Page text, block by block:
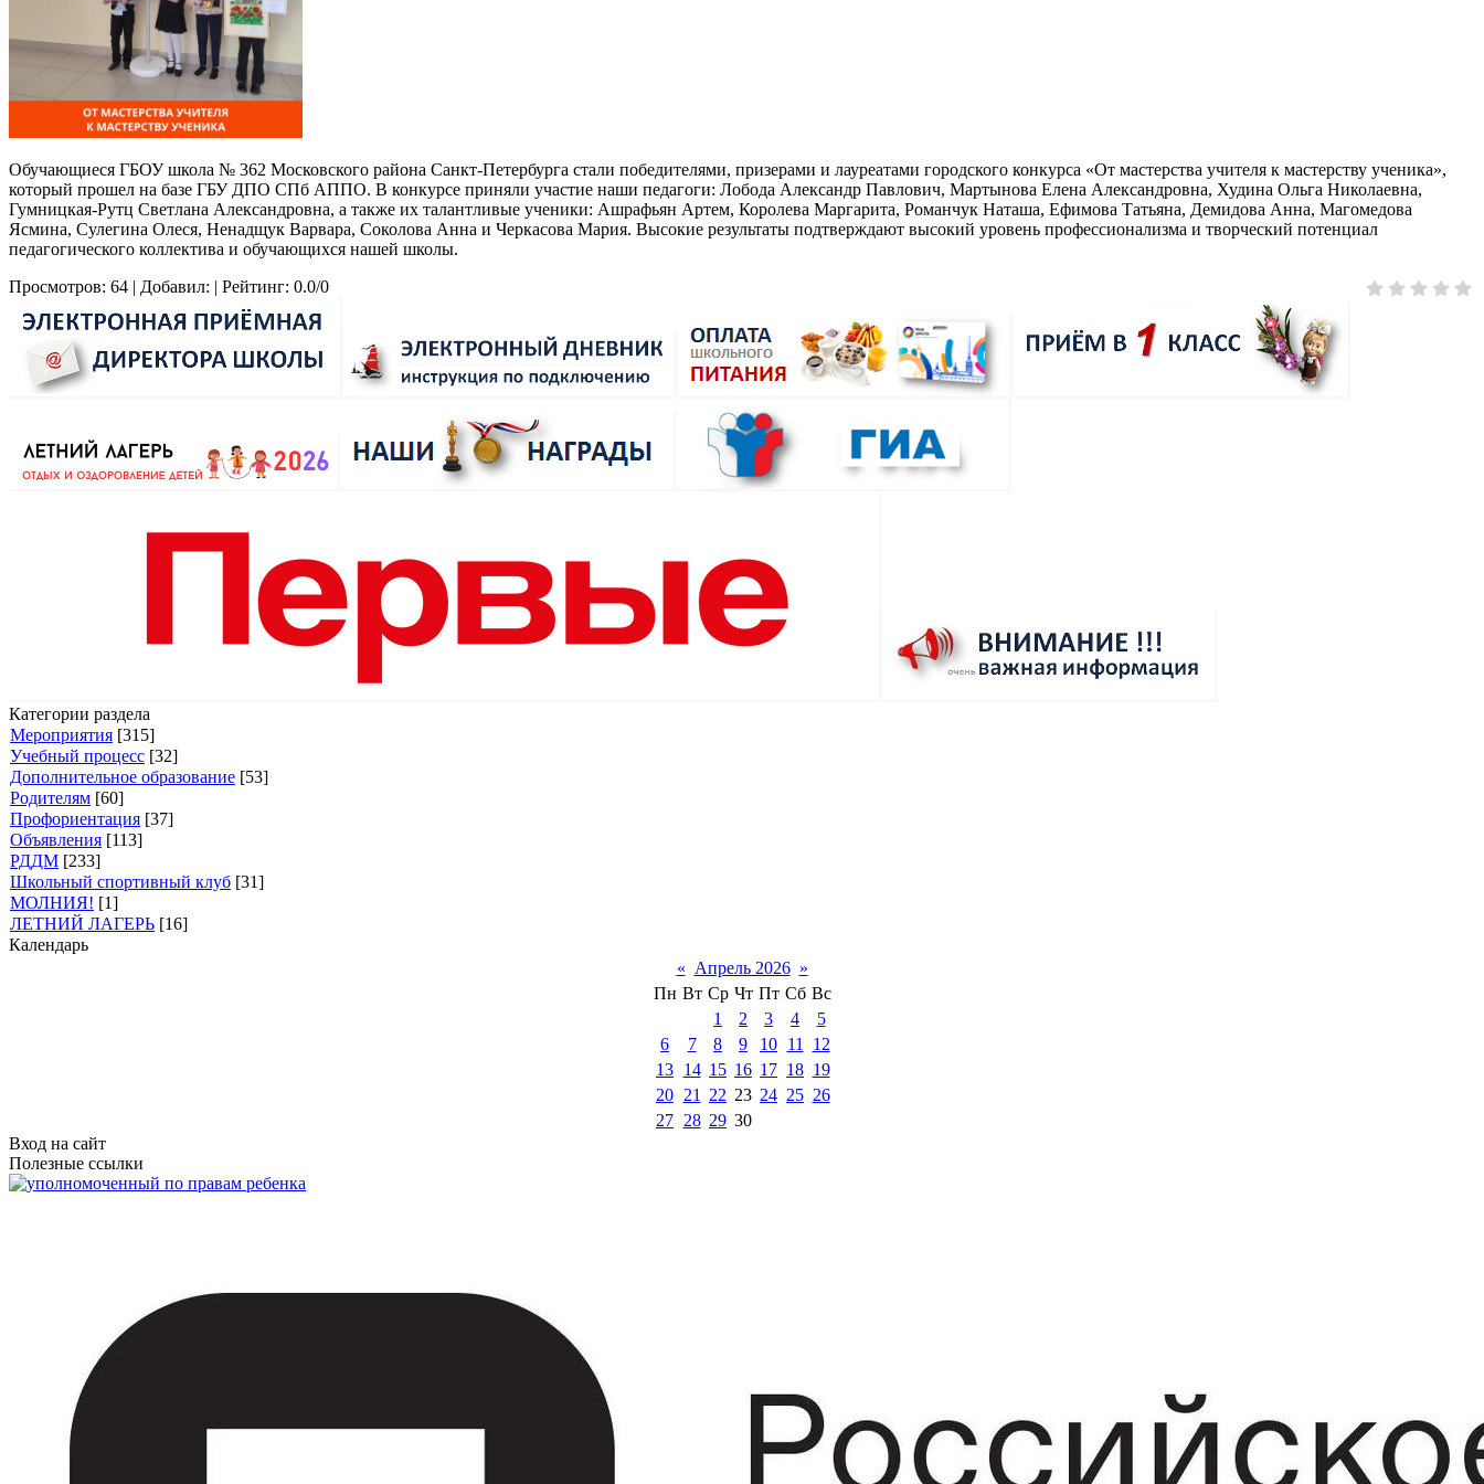
Обучающиеся ГБОУ школа № 362 Московского района Санкт-Петербурга стали победителями, призерами и лауреатами городского конкурса «От мастерства учителя к мастерству ученика»,
который прошел на базе ГБУ ДПО СПб АППО. В конкурсе приняли участие наши педагоги: Лобода Александр Павлович, Мартынова Елена Александровна, Худина Ольга Николаевна,
Гумницкая-Рутц Светлана Александровна, а также их талантливые ученики: Ашрафьян Артем, Королева Маргарита, Романчук Наташа, Ефимова Татьяна, Демидова Анна, Магомедова
Ясмина, Сулегина Олеся, Ненадщук Варвара, Соколова Анна и Черкасова Мария. Высокие результаты подтверждают высокий уровень профессионализма и творческий потенциал
педагогического коллектива и обучающихся нашей школы.
Просмотров: 64 | Добавил: | Рейтинг: 0.0/0
Категории раздела
Мероприятия [315]
Учебный процесс [32]
Дополнительное образование [53]
Родителям [60]
Профориентация [37]
Объявления [113]
РДДМ [233]
Школьный спортивный клуб [31]
МОЛНИЯ! [1]
ЛЕТНИЙ ЛАГЕРЬ [16]
Календарь
« Апрель 2026 »
Пн Вт Ср Чт Пт Сб Вс
1
2 3 4
5
6
7 8 9 10 11
12
13 14 15 16 17 18 19
20 21 22 23 24 25 26
27 28 29 30
Вход на сайт
Полезные ссылки